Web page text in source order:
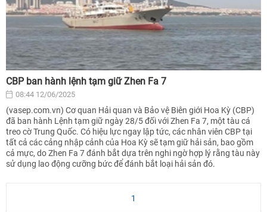
CBP ban hành lệnh tạm giữ Zhen Fa 7
08:44 12/06/2025
(vasep.com.vn) Cơ quan Hải quan và Bảo vệ Biên giới Hoa Kỳ (CBP)
đã ban hành Lệnh tạm giữ ngày 28/5 đối với Zhen Fa 7, một tàu cá
treo cờ Trung Quốc. Có hiệu lực ngay lập tức, các nhân viên CBP tại
tất cả các cảng nhập cảnh của Hoa Kỳ sẽ tạm giữ hải sản, bao gồm
cả mực, do Zhen Fa 7 đánh bắt dựa trên nghi ngờ hợp lý rằng tàu này
sử dụng lao động cưỡng bức để đánh bắt loại hải sản đó.
1